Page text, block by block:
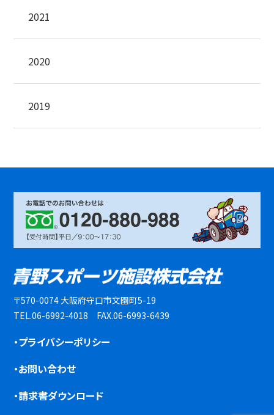
2021
2020
2019
〒570-0074 大阪府守口市文園町5-19
TEL.06-6992-4018 FAX.06-6993-6439
・プライバシーポリシー
・お問い合わせ
・請求書ダウンロード